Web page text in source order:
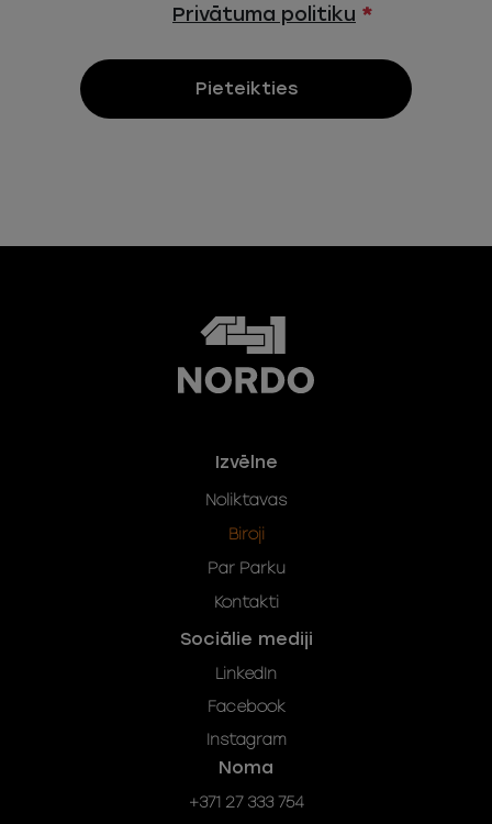
Privātuma politiku *
Pieteikties
Izvēlne
Noliktavas
Biroji
Par Parku
Kontakti
Sociālie mediji
LinkedIn
Facebook
Instagram
Noma
+371 27 333 754